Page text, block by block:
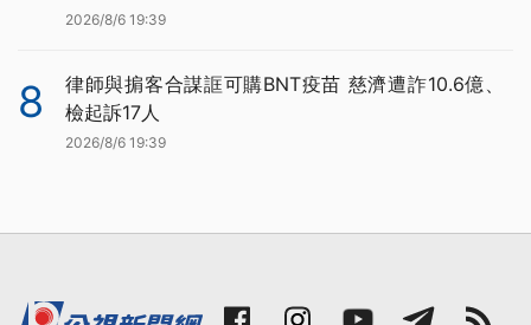
2026/8/6 19:39
8
律師與掮客合謀誆可購BNT疫苗 慈濟遭詐10.6億、
檢起訴17人
2026/8/6 19:39